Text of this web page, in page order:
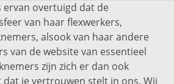
301
ervan overtuigd dat de
van haar flexwerkers,
alsook van haar andere
van de website van essentieel
zijn zich er dan ook
je vertrouwen stelt in ons. Wij